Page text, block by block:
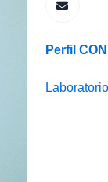
Perfil